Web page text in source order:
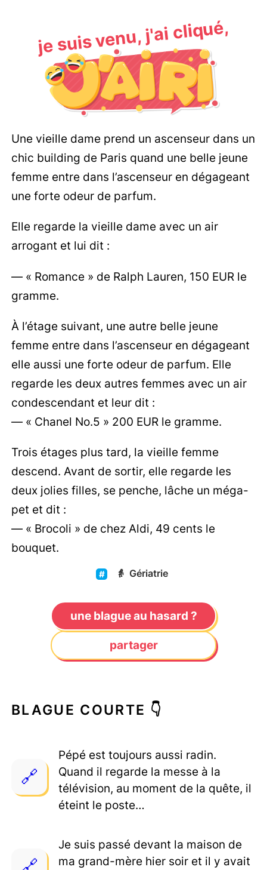
je suis venu, j'ai cliqué,
Une vieille dame prend un ascenseur dans un
chic building de Paris quand une belle jeune
femme entre dans l’ascenseur en dégageant
une forte odeur de parfum.
Elle regarde la vieille dame avec un air
arrogant et lui dit :
— « Romance » de Ralph Lauren, 150 EUR le
gramme.
À l’étage suivant, une autre belle jeune
femme entre dans l’ascenseur en dégageant
elle aussi une forte odeur de parfum. Elle
regarde les deux autres femmes avec un air
condescendant et leur dit :
— « Chanel No.5 » 200 EUR le gramme.
Trois étages plus tard, la vieille femme
descend. Avant de sortir, elle regarde les
deux jolies filles, se penche, lâche un méga-
pet et dit :
— « Brocoli » de chez Aldi, 49 cents le
bouquet.
👵 Gériatrie
une blague au hasard ?
partager
BLAGUE COURTE 👇
Pépé est toujours aussi radin.
Quand il regarde la messe à la
télévision, au moment de la quête, il
éteint le poste…
Je suis passé devant la maison de
ma grand-mère hier soir et il y avait